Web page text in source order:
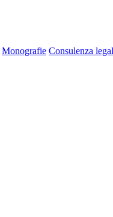
Monografie Consulenza